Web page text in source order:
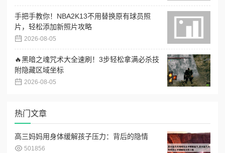
手把手教你！NBA2K13不用替换原有球员照
片，轻松添加新照片攻略
2026-08-05
🔥黑暗之魂咒术大全速刷！3步轻松拿满必杀技
附隐藏区域坐标
2026-08-05
热门文章
高三妈妈用身体缓解孩子压力：背后的隐情
501856